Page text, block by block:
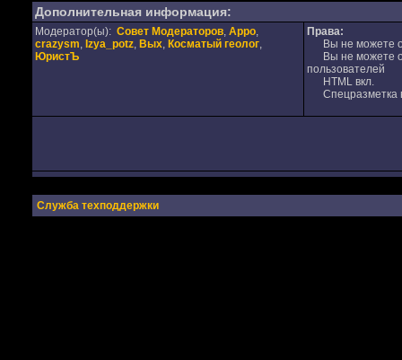
Дополнительная информация:
Модератор(ы): Совет Модераторов, Appo,
crazysm, Izya_potz, Вых, Косматый геолог,
ЮристЪ
Права:
Вы не можете
Вы не можете
пользователей
HTML вкл.
Спецразметка
Служба техподдержки